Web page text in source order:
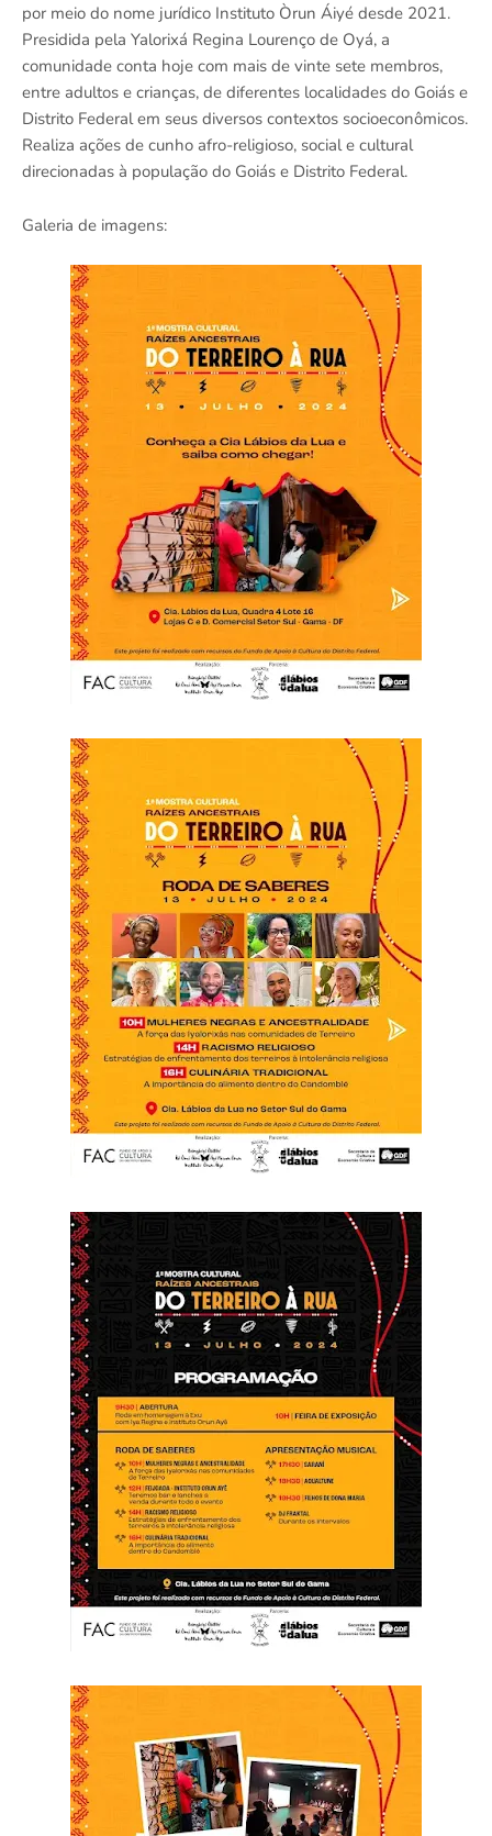
por meio do nome jurídico Instituto Òrun Áiyé desde 2021.
Presidida pela Yalorixá Regina Lourenço de Oyá, a
comunidade conta hoje com mais de vinte sete membros,
entre adultos e crianças, de diferentes localidades do Goiás e
Distrito Federal em seus diversos contextos socioeconômicos.
Realiza ações de cunho afro-religioso, social e cultural
direcionadas à população do Goiás e Distrito Federal.
Galeria de imagens: